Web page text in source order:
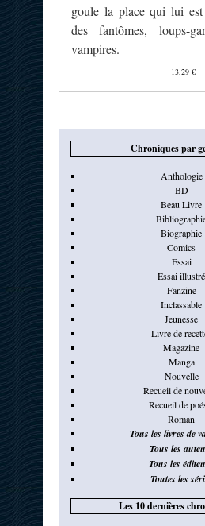
goule la place qui lui
des fantômes, loups-
vampires.
13,29 €
Chroniques par
Anthologie
BD
Beau Livre
Biographie
Comics
Essai
Essai illustré
Fanzine
Inclassable
Jeunesse
Livre de
Magazine
Manga
Nouvelle
Recueil de
Recueil de
Roman
Tous les livres de
Tous les
Tous les
Toutes les
Les 10 dernières